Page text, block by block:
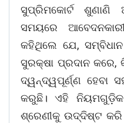
ସୁପ୍ରିମକୋର୍ଟ ଶୁଣାଣି
ସମୟରେ
କହିଥିଲେ ଯେ,
ସୁରକ୍ଷା ପ୍ରଦାନ
ଦ୍ୱନ୍ଦ୍ୱପୂର୍ଣ୍ଣ ହେବା
କରୁଛି। ଏହି ନିୟମଗୁଡ଼ିକ
ଶ୍ରେଣୀକୁ ଉଦ୍ଦିଷ୍ଟ